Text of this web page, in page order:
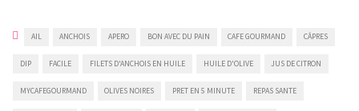
AIL ANCHOIS APERO BON AVEC DU PAIN CAFE GOURMAND CÂPRES
DIP FACILE FILETS D'ANCHOIS EN HUILE HUILE D'OLIVE JUS DE CITRON
MYCAFEGOURMAND OLIVES NOIRES PRET EN 5 MINUTE REPAS SANTE